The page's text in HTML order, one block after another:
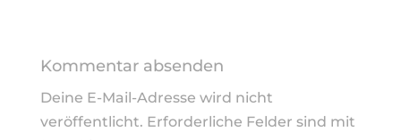
Kommentar absenden
Deine E-Mail-Adresse wird nicht
veröffentlicht. Erforderliche Felder sind mit